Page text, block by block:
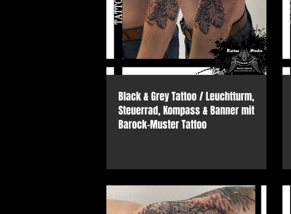
Black & Grey Tattoo / Leuchtturm,
Steuerrad, Kompass & Banner mit
Barock-Muster Tattoo